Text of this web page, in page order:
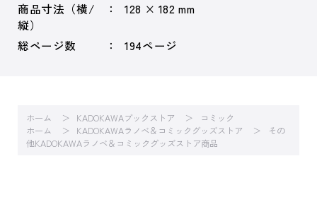
商品寸法（横/
縦）
128 × 182 mm
総ページ数 194ページ
ホーム KADOKAWAブックストア
コミック
ホーム
KADOKAWAラノベ＆コミックグッズストア
その
他KADOKAWAラノベ＆コミックグッズストア商品